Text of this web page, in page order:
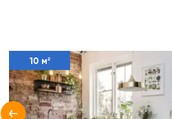
10 м²